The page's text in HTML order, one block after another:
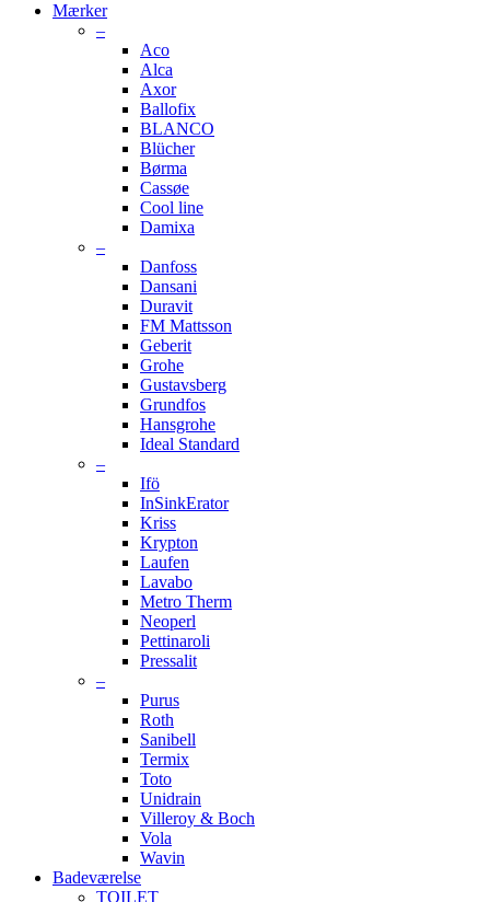
Mærker
–
Aco
Alca
Axor
Ballofix
BLANCO
Blücher
Børma
Cassøe
Cool line
Damixa
–
Danfoss
Dansani
Duravit
FM Mattsson
Geberit
Grohe
Gustavsberg
Grundfos
Hansgrohe
Ideal Standard
–
Ifö
InSinkErator
Kriss
Krypton
Laufen
Lavabo
Metro Therm
Neoperl
Pettinaroli
Pressalit
–
Purus
Roth
Sanibell
Termix
Toto
Unidrain
Villeroy & Boch
Vola
Wavin
Badeværelse
TOILET